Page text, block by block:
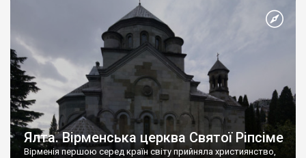
Херсонесі Володимир-язичник, став Василем-християнином.
А потім було Хрещення Русі. На честь Херсонесу Таврійського
Ялта. Вірменська церква Святої Ріпсіме
Вірменія першою серед країн світу прийняла християнство,